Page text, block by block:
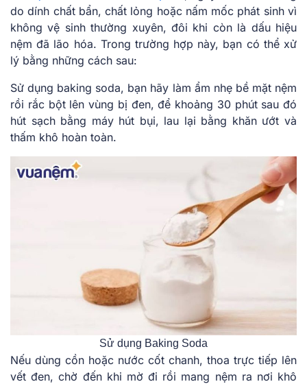
do dính chất bẩn, chất lỏng hoặc nấm mốc phát sinh vì
không vệ sinh thường xuyên, đôi khi còn là dấu hiệu
nệm đã lão hóa. Trong trường hợp này, bạn có thể xử
lý bằng những cách sau:
Sử dụng baking soda, bạn hãy làm ẩm nhẹ bề mặt nệm
rồi rắc bột lên vùng bị đen, để khoảng 30 phút sau đó
hút sạch bằng máy hút bụi, lau lại bằng khăn ướt và
thấm khô hoàn toàn.
Sử dụng Baking Soda
Nếu dùng cồn hoặc nước cốt chanh, thoa trực tiếp lên
vết đen, chờ đến khi mờ đi rồi mang nệm ra nơi khô